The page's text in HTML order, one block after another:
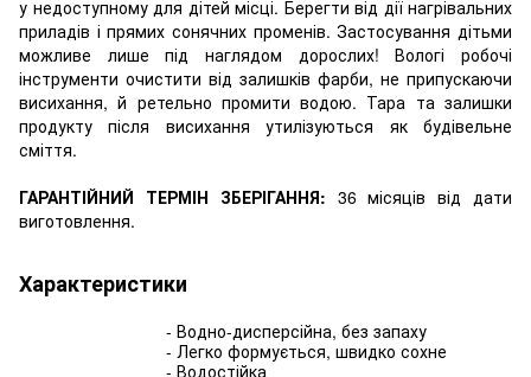
у недоступному для дітей місці. Берегти від дії нагрівальних
приладів і прямих сонячних променів. Застосування дітьми
можливе лише під наглядом дорослих! Вологі робочі
інструменти очистити від залишків фарби, не припускаючи
висихання, й ретельно промити водою. Тара та залишки
продукту після висихання утилізуються як будівельне
сміття.
ГАРАНТІЙНИЙ ТЕРМІН ЗБЕРІГАННЯ: 36 місяців від дати
виготовлення.
Характеристики
- Водно-дисперсійна, без запаху
- Легко формується, швидко сохне
- Водостійка